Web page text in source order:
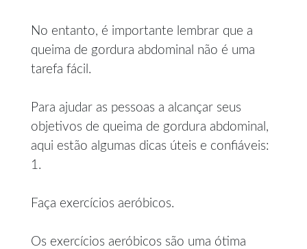
No entanto, é importante lembrar que a
queima de gordura abdominal não é uma
tarefa fácil.
Para ajudar as pessoas a alcançar seus
objetivos de queima de gordura abdominal,
aqui estão algumas dicas úteis e confiáveis:
1.
Faça exercícios aeróbicos.
Os exercícios aeróbicos são uma ótima